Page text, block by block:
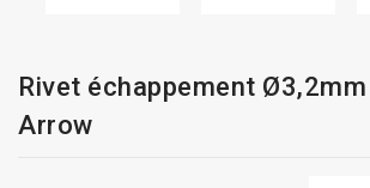
Rivet échappement
Arrow